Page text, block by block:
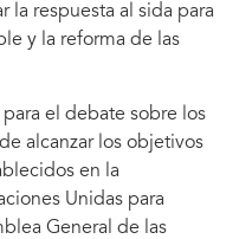
la respuesta al sida para
y la reforma de las
el debate sobre los
alcanzar los objetivos
en la
Unidas para
General de las